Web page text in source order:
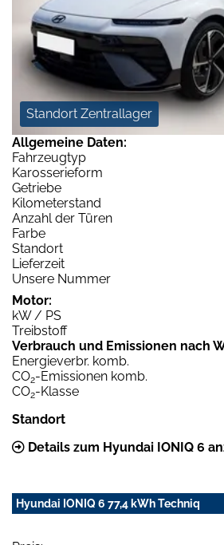
Standort Zentrallager
Allgemeine Daten:
Fahrzeugtyp
Karosserieform
Getriebe
Kilometerstand
Anzahl der Türen
Farbe
Standort
Lieferzeit
Unsere Nummer
Motor:
kW / PS
Treibstoff
Verbrauch und Emissionen nach
Energieverbr. komb.
CO2-Emissionen komb.
CO2-Klasse
Standort
Details zum Hyundai IONIQ 6
Hyundai IONIQ 6 77,4 kWh Techniq